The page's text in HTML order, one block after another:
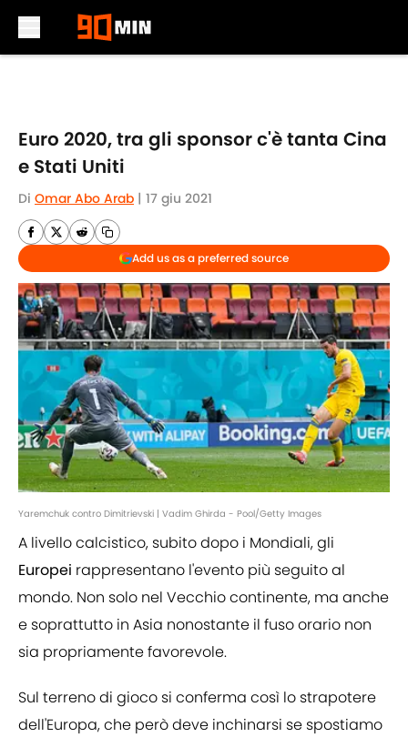
Euro 2020, tra gli sponsor c'è tanta Cina
e Stati Uniti
Di Omar Abo Arab | 17 giu 2021
Add us as a preferred source
Yaremchuk contro Dimitrievski | Vadim Ghirda - Pool/Getty Images
A livello calcistico, subito dopo i Mondiali, gli
Europei rappresentano l'evento più seguito al
mondo. Non solo nel Vecchio continente, ma anche
e soprattutto in Asia nonostante il fuso orario non
sia propriamente favorevole.
Sul terreno di gioco si conferma così lo strapotere
dell'Europa, che però deve inchinarsi se spostiamo